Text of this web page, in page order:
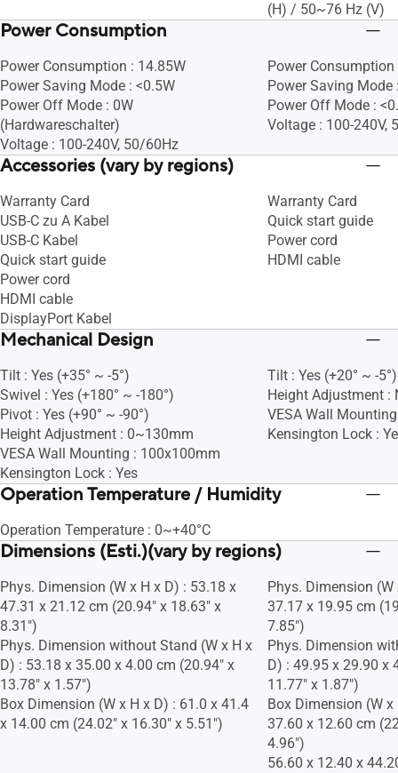
(H) / 50~76 Hz (V)
Power Consumption
Power Consumption : 14.85W
Power Saving Mode : <0.5W
Power Off Mode : 0W
(Hardwareschalter)
Voltage : 100-240V, 50/60Hz
Power Consumption
Power Saving Mode
Power Off Mode :
Voltage : 100-240V,
Accessories (vary by regions)
Warranty Card
USB-C zu A Kabel
USB-C Kabel
Quick start guide
Power cord
HDMI cable
DisplayPort Kabel
Warranty Card
Quick start guide
Power cord
HDMI cable
Mechanical Design
Tilt : Yes (+35° ~ -5°)
Swivel : Yes (+180° ~ -180°)
Pivot : Yes (+90° ~ -90°)
Height Adjustment : 0~130mm
VESA Wall Mounting : 100x100mm
Kensington Lock : Yes
Tilt : Yes (+20° ~ -5°)
Height Adjustment :
VESA Wall
Kensington Lock :
Operation Temperature / Humidity
Operation Temperature : 0~+40°C
Dimensions (Esti.)(vary by regions)
Phys. Dimension (W x H x D) : 53.18 x
47.31 x 21.12 cm (20.94" x 18.63" x
8.31")
Phys. Dimension without Stand (W x H x
D) : 53.18 x 35.00 x 4.00 cm (20.94" x
13.78" x 1.57")
Box Dimension (W x H x D) : 61.0 x 41.4
x 14.00 cm (24.02" x 16.30" x 5.51")
Phys. Dimension
37.17 x 19.95 cm
7.85")
Phys. Dimension
D) : 49.95 x 29.90 x
11.77" x 1.87")
Box Dimension (W
37.60 x 12.60 cm
4.96")
56.60 x 12.40 x